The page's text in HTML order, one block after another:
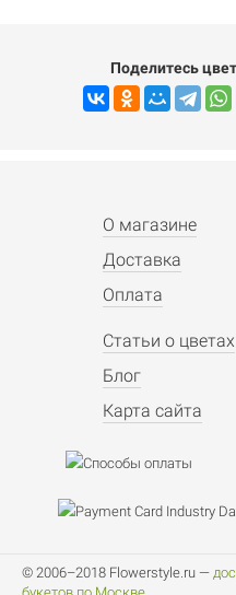
Поделитесь
О магазине
Доставка
Оплата
Статьи о цветах
Блог
Карта сайта
© 2006–2018 Flowerstyle.ru —
букетов по Москве